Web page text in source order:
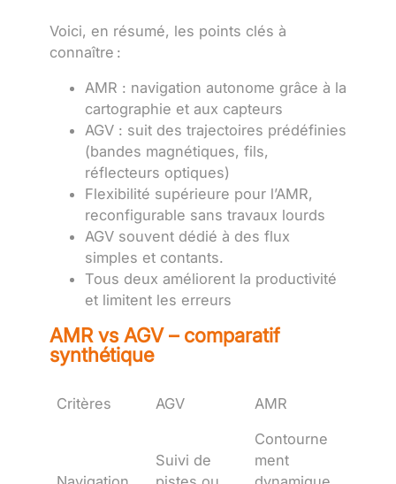
Voici, en résumé, les points clés à
connaître :
AMR : navigation autonome grâce à la
cartographie et aux capteurs
AGV : suit des trajectoires prédéfinies
(bandes magnétiques, fils,
réflecteurs optiques)
Flexibilité supérieure pour l’AMR,
reconfigurable sans travaux lourds
AGV souvent dédié à des flux
simples et contants.
Tous deux améliorent la productivité
et limitent les erreurs
AMR vs AGV – comparatif
synthétique
Critères AGV AMR
Suivi de
Contourne
ment